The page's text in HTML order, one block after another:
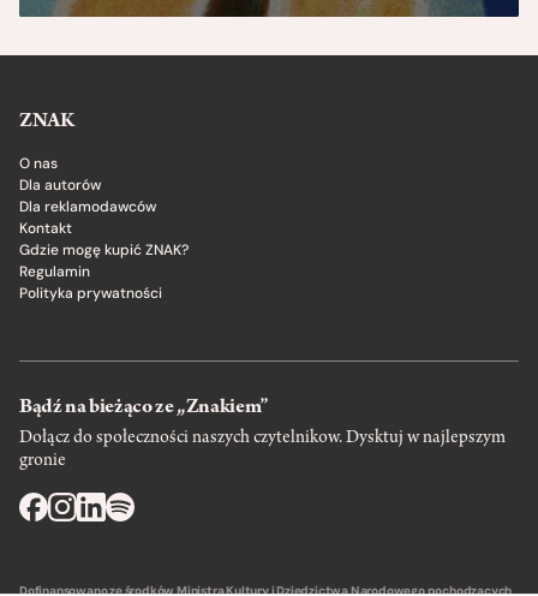
ZNAK
O nas
Dla autorów
Dla reklamodawców
Kontakt
Gdzie mogę kupić ZNAK?
Regulamin
Polityka prywatności
Bądź na bieżąco ze „Znakiem”
Dołącz do społeczności naszych czytelnikow. Dysktuj w najlepszym
gronie
Dofinansowano ze środków Ministra Kultury i Dziedzictwa Narodowego pochodzących